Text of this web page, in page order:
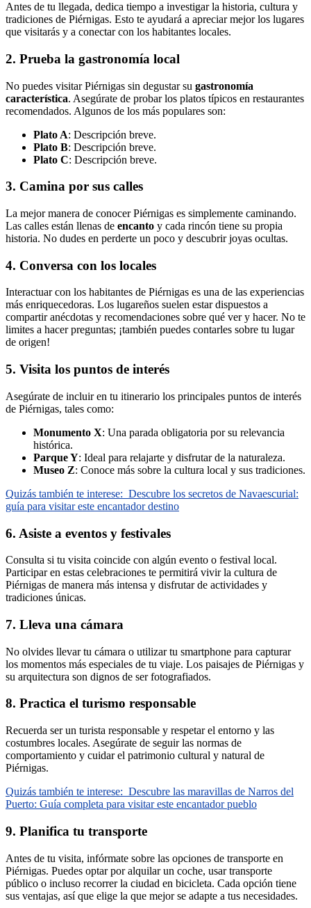
Antes de tu llegada, dedica tiempo a investigar la historia, cultura y
tradiciones de Piérnigas. Esto te ayudará a apreciar mejor los lugares
que visitarás y a conectar con los habitantes locales.
2. Prueba la gastronomía local
No puedes visitar Piérnigas sin degustar su gastronomía
característica. Asegúrate de probar los platos típicos en restaurantes
recomendados. Algunos de los más populares son:
Plato A: Descripción breve.
Plato B: Descripción breve.
Plato C: Descripción breve.
3. Camina por sus calles
La mejor manera de conocer Piérnigas es simplemente caminando.
Las calles están llenas de encanto y cada rincón tiene su propia
historia. No dudes en perderte un poco y descubrir joyas ocultas.
4. Conversa con los locales
Interactuar con los habitantes de Piérnigas es una de las experiencias
más enriquecedoras. Los lugareños suelen estar dispuestos a
compartir anécdotas y recomendaciones sobre qué ver y hacer. No te
limites a hacer preguntas; ¡también puedes contarles sobre tu lugar
de origen!
5. Visita los puntos de interés
Asegúrate de incluir en tu itinerario los principales puntos de interés
de Piérnigas, tales como:
Monumento X: Una parada obligatoria por su relevancia
histórica.
Parque Y: Ideal para relajarte y disfrutar de la naturaleza.
Museo Z: Conoce más sobre la cultura local y sus tradiciones.
Quizás también te interese: Descubre los secretos de Navaescurial:
guía para visitar este encantador destino
6. Asiste a eventos y festivales
Consulta si tu visita coincide con algún evento o festival local.
Participar en estas celebraciones te permitirá vivir la cultura de
Piérnigas de manera más intensa y disfrutar de actividades y
tradiciones únicas.
7. Lleva una cámara
No olvides llevar tu cámara o utilizar tu smartphone para capturar
los momentos más especiales de tu viaje. Los paisajes de Piérnigas y
su arquitectura son dignos de ser fotografiados.
8. Practica el turismo responsable
Recuerda ser un turista responsable y respetar el entorno y las
costumbres locales. Asegúrate de seguir las normas de
comportamiento y cuidar el patrimonio cultural y natural de
Piérnigas.
Quizás también te interese: Descubre las maravillas de Narros del
Puerto: Guía completa para visitar este encantador pueblo
9. Planifica tu transporte
Antes de tu visita, infórmate sobre las opciones de transporte en
Piérnigas. Puedes optar por alquilar un coche, usar transporte
público o incluso recorrer la ciudad en bicicleta. Cada opción tiene
sus ventajas, así que elige la que mejor se adapte a tus necesidades.